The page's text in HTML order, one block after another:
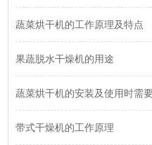
蔬菜烘干机的工作原理及特点
果蔬脱水干燥机的用途
蔬菜烘干机的安装及使用时需
带式干燥机的工作原理